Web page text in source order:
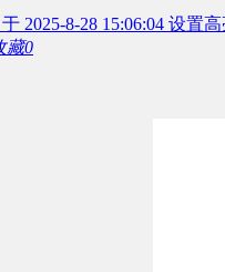
2025-8-28 15:06:04 设置
藏0